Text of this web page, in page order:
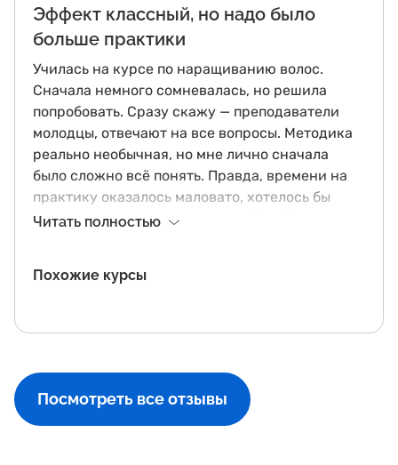
Эффект классный, но надо было
больше практики
Училась на курсе по наращиванию волос.
Сначала немного сомневалась, но решила
попробовать. Сразу скажу — преподаватели
молодцы, отвечают на все вопросы. Методика
реально необычная, но мне лично сначала
было сложно всё понять. Правда, времени на
практику оказалось маловато, хотелось бы
больше позаниматься вживую. Но эффект от
Читать полностью
Похожие курсы
Посмотреть все отзывы